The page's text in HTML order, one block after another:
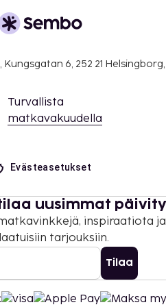
6, 252 21 Helsingborg,
Turvallista
matkavakuudella
Evästeasetukset
uusimmat
inspiraatiota
tarjouksiin.
Tilaa